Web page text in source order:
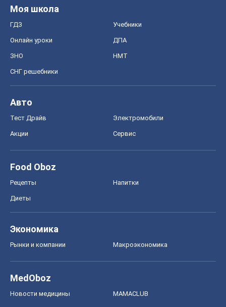
Моя школа
ГДЗ Учебники
Онлайн уроки ДПА
ЗНО НМТ
СНГ решебники
Авто
Тест Драйв Электромобили
Акции Сервис
Food Oboz
Рецепты Напитки
Диеты
Экономика
Рынки и компании Mакроэкономика
MedOboz
Новости медицины MAMACLUB